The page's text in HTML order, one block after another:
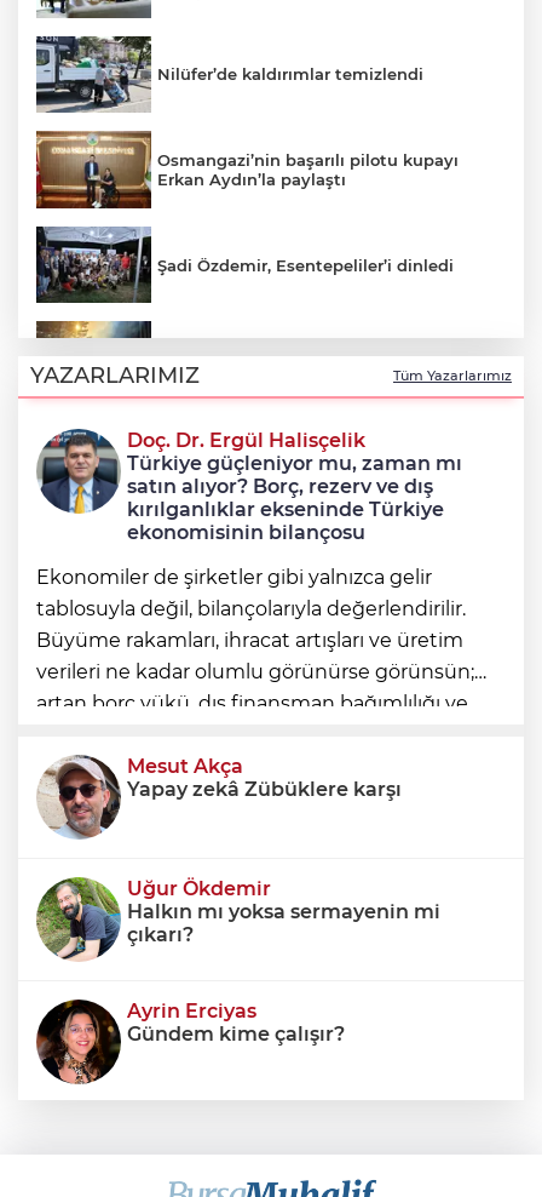
Nilüfer’de kaldırımlar temizlendi
Osmangazi’nin başarılı pilotu kupayı
Erkan Aydın’la paylaştı
Şadi Özdemir, Esentepeliler’i dinledi
söndürüldü
Avcılar Belediye Başkanı Utku Caner
Çaykara tahliye edildi
YAZARLARIMIZ Tüm Yazarlarımız
Doç. Dr. Ergül Halisçelik
Türkiye güçleniyor mu, zaman mı
satın alıyor? Borç, rezerv ve dış
kırılganlıklar ekseninde Türkiye
ekonomisinin bilançosu
Ekonomiler de şirketler gibi yalnızca gelir
tablosuyla değil, bilançolarıyla değerlendirilir.
Büyüme rakamları, ihracat artışları ve üretim
verileri ne kadar olumlu görünürse görünsün;
artan borç yükü, dış finansman bağımlılığı ve
alınmadığında ortaya eksik
Mesut Akça
Yapay zekâ Zübüklere karşı
Uğur Ökdemir
Halkın mı yoksa sermayenin mi
çıkarı?
Ayrin Erciyas
Gündem kime çalışır?
Savaşların gölgesinde engellilik,
doğa ve kaybedilen gelecek